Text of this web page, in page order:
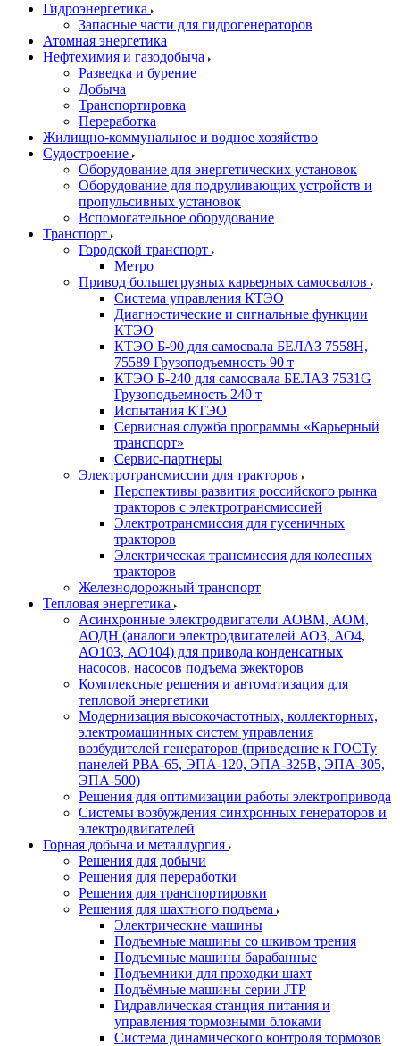
Гидроэнергетика
Запасные части для гидрогенераторов
Атомная энергетика
Нефтехимия и газодобыча
Разведка и бурение
Добыча
Транспортировка
Переработка
Жилищно-коммунальное и водное хозяйство
Судостроение
Оборудование для энергетических установок
Оборудование для подруливающих устройств и
пропульсивных установок
Вспомогательное оборудование
Транспорт
Городской транспорт
Метро
Привод большегрузных карьерных самосвалов
Система управления КТЭО
Диагностические и сигнальные функции
КТЭО
КТЭО Б-90 для самосвала БЕЛАЗ 7558H,
75589 Грузоподъемность 90 т
КТЭО Б-240 для самосвала БЕЛАЗ 7531G
Грузоподъемность 240 т
Испытания КТЭО
Сервисная служба программы «Карьерный
транспорт»
Сервис-партнеры
Электротрансмиссии для тракторов
Перспективы развития российского рынка
тракторов с электротрансмиссией
Электротрансмиссия для гусеничных
тракторов
Электрическая трансмиссия для колесных
тракторов
Железнодорожный транспорт
Тепловая энергетика
Асинхронные электродвигатели АОВМ, АОМ,
АОДН (аналоги электродвигателей АО3, АО4,
АО103, АО104) для привода конденсатных
насосов, насосов подъема эжекторов
Комплексные решения и автоматизация для
тепловой энергетики
Модернизация высокочастотных, коллекторных,
электромашинных систем управления
возбудителей генераторов (приведение к ГОСТу
панелей РВА-65, ЭПА-120, ЭПА-325В, ЭПА-305,
ЭПА-500)
Решения для оптимизации работы электропривода
Системы возбуждения синхронных генераторов и
электродвигателей
Горная добыча и металлургия
Решения для добычи
Решения для переработки
Решения для транспортировки
Решения для шахтного подъема
Электрические машины
Подъемные машины со шкивом трения
Подъемные машины барабанные
Подъемники для проходки шахт
Подъёмные машины серии JTP
Гидравлическая станция питания и
управления тормозными блоками
Система динамического контроля тормозов